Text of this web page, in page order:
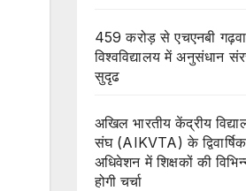
459 करोड़ से एचएनबी
विश्वविद्यालय में अनुसंधान
सुदृढ
अखिल भारतीय केंद्रीय
संघ (AIKVTA) के द्विवार्षिक
अधिवेशन में शिक्षकों की
होगी चर्चा